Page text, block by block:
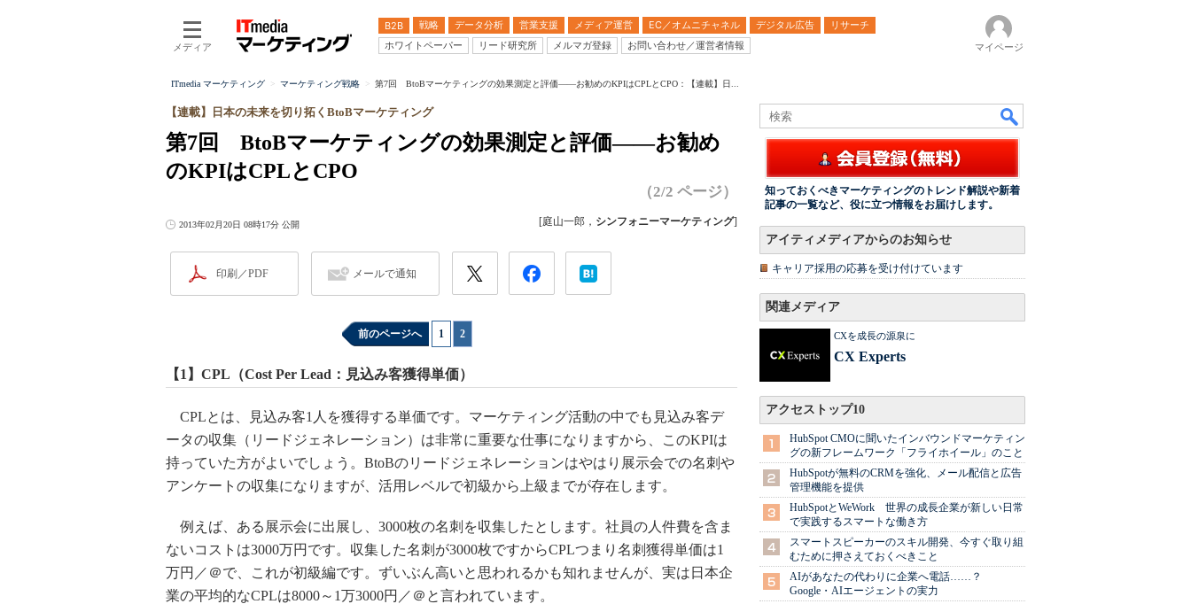
メディア
B2B 戦略 データ分析 営業支援 メディア運営 EC／オムニチャネル デジタル広告
リサーチ
ホワイトペーパー
リード研究所 メルマガ登録 お問い合わせ／運営者情報 マイページ
ITmedia マーケティング マーケティング戦略 第7回 BtoBマーケティングの効果測定と評価――お勧めのKPIはCPLとCPO：【連載】日...
第7回 BtoBマーケティングの効果測定と評価――お勧め
のKPIはCPLとCPO
【連載】日本の未来を切り拓くBtoBマーケティング
（2/2 ページ）
2013年02月20日 08時17分 公開 [庭山一郎， シンフォニーマーケティング]
印刷／PDF メールで通知
前のページへ 1 2
【1】CPL（Cost Per Lead：見込み客獲得単価）
CPLとは、見込み客1人を獲得する単価です。マーケティング活動の中でも見込み客デ
ータの収集（リードジェネレーション）は非常に重要な仕事になりますから、このKPIは
持っていた方がよいでしょう。BtoBのリードジェネレーションはやはり展示会での名刺や
アンケートの収集になりますが、活用レベルで初級から上級までが存在します。
例えば、ある展示会に出展し、3000枚の名刺を収集したとします。社員の人件費を含ま
ないコストは3000万円です。収集した名刺が3000枚ですからCPLつまり名刺獲得単価は1
万円／＠で、これが初級編です。ずいぶん高いと思われるかも知れませんが、実は日本企
業の平均的なCPLは8000～1万3000円／＠と言われています。
知っておくべきマーケティングのトレンド解説や新着
記事の一覧など、役に立つ情報をお届けします。
アイティメディアからのお知らせ
キャリア採用の応募を受け付けています
関連メディア
CXを成長の源泉に
CX Experts
アクセストップ10
HubSpot CMOに聞いたインバウンドマーケティン
グの新フレームワーク「フライホイール」のこと
HubSpotが無料のCRMを強化、メール配信と広告
管理機能を提供
HubSpotとWeWork 世界の成長企業が新しい日常
で実践するスマートな働き方
スマートスピーカーのスキル開発、今すぐ取り組
むために押さえておくべきこと
AIがあなたの代わりに企業へ電話……？
Google・AIエージェントの実力